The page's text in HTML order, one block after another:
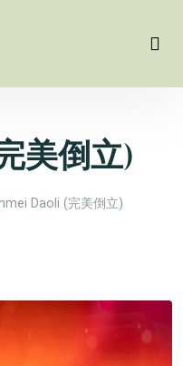
美倒立)
Daoli (完美倒立)